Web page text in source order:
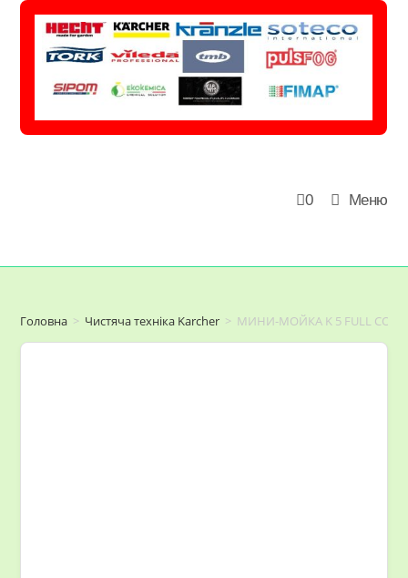
Перейти
0 Меню
Головна > Чистяча техніка Karcher > МИНИ-МОЙКА K 5 FULL